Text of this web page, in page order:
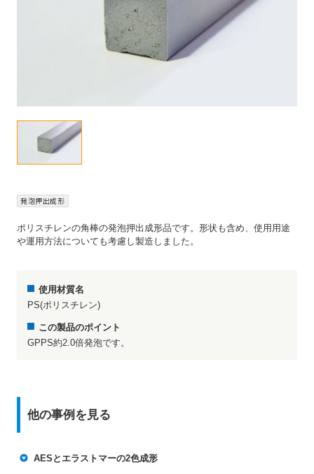
発泡押出成形
ポリスチレンの角棒の発泡押出成形品です。形状も含め、使用用途
や運用方法についても考慮し製造しました。
使用材質名
PS(ポリスチレン)
この製品のポイント
GPPS約2.0倍発泡です。
他の事例を見る
AESとエラストマーの2色成形